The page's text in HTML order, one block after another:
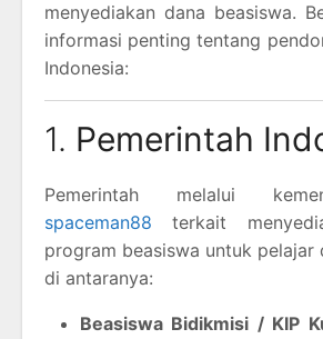
menyediakan dana beasiswa.
informasi penting tentang
Indonesia:
1. Pemerintah
Pemerintah melalui
spaceman88 terkait
program beasiswa untuk pelajar
di antaranya:
Beasiswa Bidikmisi / KIP